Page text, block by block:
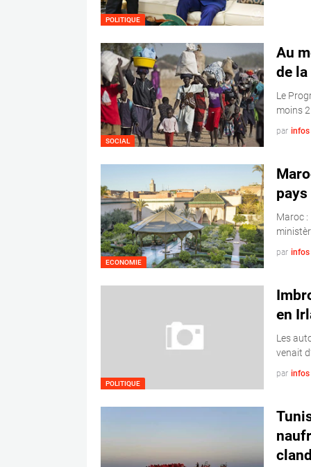
POLITIQUE
SOCIAL
Au
de
Le
moins
par infos
ECONOMIE
Maroc :
par infos
POLITIQUE
en
Les
venait
par infos